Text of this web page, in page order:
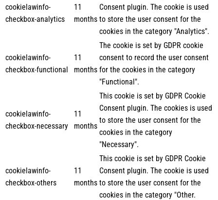
cookielawinfo-
checkbox-analytics
11
months
Consent plugin. The cookie is used
to store the user consent for the
cookies in the category "Analytics".
cookielawinfo-
checkbox-functional
11
months
The cookie is set by GDPR cookie
consent to record the user consent
for the cookies in the category
"Functional".
cookielawinfo-
checkbox-necessary
11
months
This cookie is set by GDPR Cookie
Consent plugin. The cookies is used
to store the user consent for the
cookies in the category
"Necessary".
cookielawinfo-
checkbox-others
11
months
This cookie is set by GDPR Cookie
Consent plugin. The cookie is used
to store the user consent for the
cookies in the category "Other.